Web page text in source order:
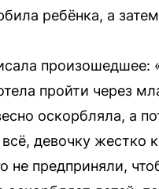
ребёнка, а
произошедшее:
пройти через
оскорбляла, а
девочку жестко
не предприняли,